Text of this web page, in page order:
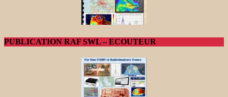
PUBLICATION RAF SWL – ECOUTEUR